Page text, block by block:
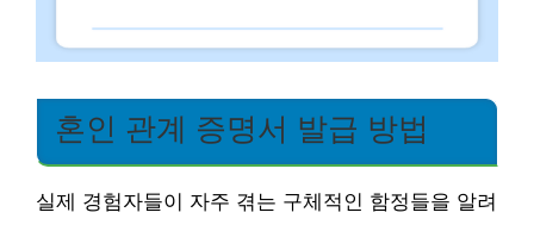
혼인 관계 증명서 발급 방법
실제 경험자들이 자주 겪는 구체적인 함정들을 알려